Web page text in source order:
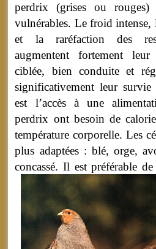
perdrix (grises ou rouges)
vulnérables. Le froid intense,
et la raréfaction des
augmentent fortement
ciblée, bien conduite et
significativement leur
est l’accès à une
perdrix ont besoin de
température corporelle. Les
plus adaptées : blé, orge,
concassé.Il est préférable